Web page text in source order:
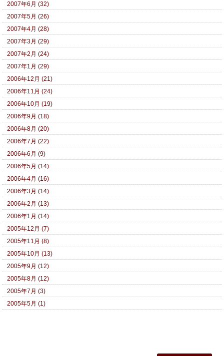
2007年6月 (32)
2007年5月 (26)
2007年4月 (28)
2007年3月 (29)
2007年2月 (24)
2007年1月 (29)
2006年12月 (21)
2006年11月 (24)
2006年10月 (19)
2006年9月 (18)
2006年8月 (20)
2006年7月 (22)
2006年6月 (9)
2006年5月 (14)
2006年4月 (16)
2006年3月 (14)
2006年2月 (13)
2006年1月 (14)
2005年12月 (7)
2005年11月 (8)
2005年10月 (13)
2005年9月 (12)
2005年8月 (12)
2005年7月 (3)
2005年5月 (1)